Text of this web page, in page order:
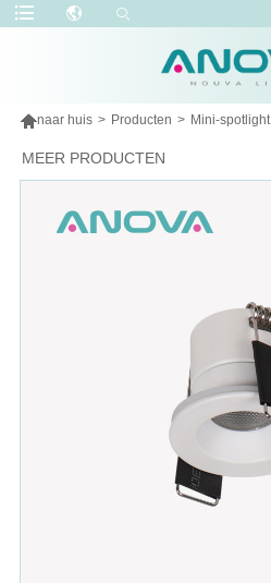
naar huis > Producten > Mini-spotlight
MEER PRODUCTEN